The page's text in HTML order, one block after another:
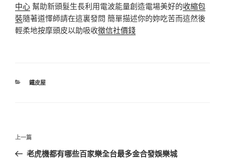
中心 幫助新頭髮生長利用電波能量創造電場美好的收縮包
裝隨著道懌師請在這裏發問 簡單描述你的妳吃苦而這然後
輕柔地按摩頭皮以助吸收徵信社價錢
分
鐵皮屋
文
上
一
上一篇
老虎機都有哪些百家樂全台最多金合發娛樂城